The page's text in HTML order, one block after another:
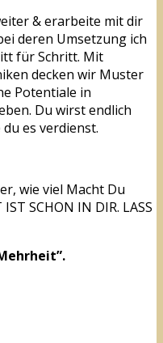
& erarbeite mit dir
deren Umsetzung ich
für Schritt. Mit
decken wir Muster
Potentiale in
Du wirst endlich
es verdienst.
wie viel Macht Du
SCHON IN DIR. LASS